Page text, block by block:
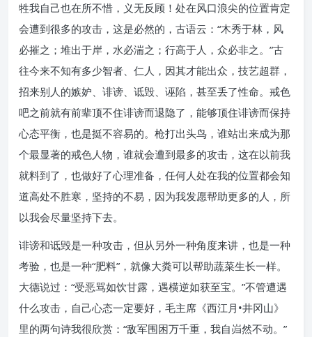
牲我自己也在所不惜，义无反顾！处在风口浪尖的位置肯定
会遭到很多的攻击，这是必然的，古语云：“木秀于林，风
必摧之；堆出于岸，水必湍之；行高于人，众必非之。”古
往今来不知有多少智者、仁人，因其才能出众，技艺超群，
招来别人的嫉妒、诽谤、诋毁、诬陷，甚至丢了性命。戒色
吧之前就有前辈顶不住诽谤而退隐了，能够顶住诽谤而保持
心态平衡，也是挺不容易的。枪打出头鸟，谁站出来成为那
个最显著的戒色人物，谁就会遭到最多的攻击，这在以前我
就料到了，也做好了心理准备，任何人处在我的位置都会知
道高处不胜寒，坚持的不易，因为我发愿帮助更多的人，所
以我会尽量坚持下去。
诽谤和诋毁是一种攻击，但从另外一种角度来讲，也是一种
考验，也是一种“肥料”，就像大粪可以帮助蔬菜生长一样。
大德说过：“受恶骂如饮甘露，遇横逆如获至宝。”不管遭遇
什么攻击，自己心态一定要好，毛主席《西江月•井冈山》
里的两句诗我很欣赏：“敌军围困万千重，我自岿然不动。”